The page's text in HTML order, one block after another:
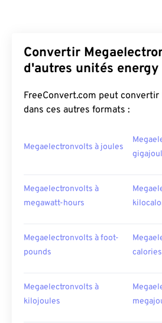
Convertir
d'autres unités energy
FreeConvert.com peut
dans ces autres formats :
Megaelectronvolts à joules
Megaelectronvolts à
megawatt-hours
Megaelectronvolts à foot-
pounds
calories
Megaelectronvolts à
kilojoules